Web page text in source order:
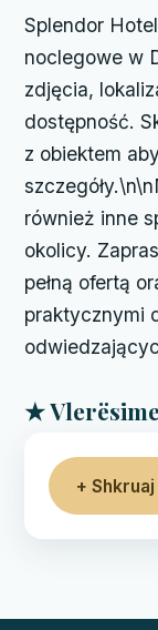
Splendor
noclegowe w
zdjęcia,
dostępność.
z obiektem
również inne
okolicy.
pełną ofertą
praktycznymi
★
+